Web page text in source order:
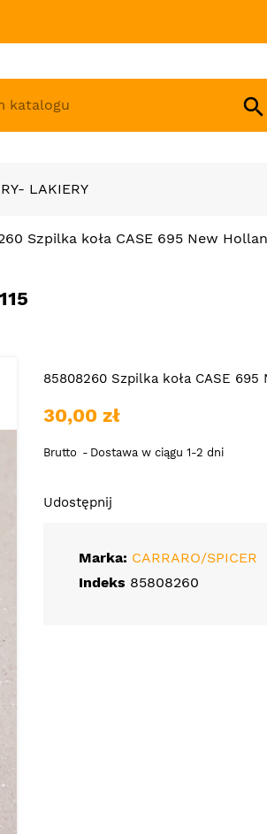

LAKIERY
Szpilka koła CASE 695 New
85808260 Szpilka koła CASE 695
30,00 zł
Brutto Dostawa w ciągu 1-2 dni
Udostępnij
Marka: CARRARO/SPICER
Indeks 85808260